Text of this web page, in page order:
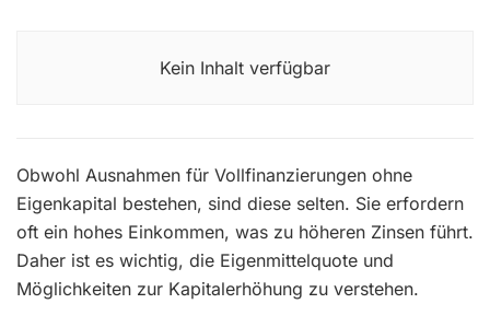
Kein Inhalt verfügbar
Obwohl Ausnahmen für Vollfinanzierungen ohne
Eigenkapital bestehen, sind diese selten. Sie erfordern
oft ein hohes Einkommen, was zu höheren Zinsen führt.
Daher ist es wichtig, die Eigenmittelquote und
Möglichkeiten zur Kapitalerhöhung zu verstehen.